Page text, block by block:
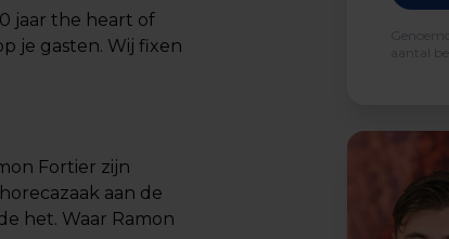
jaar the heart of
je gasten. Wij fixen
Fortier zijn
aan de
het. Waar Ramon
aantal